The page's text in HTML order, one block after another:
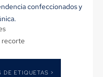
confeccionados y
recorte
DE ETIQUETAS >